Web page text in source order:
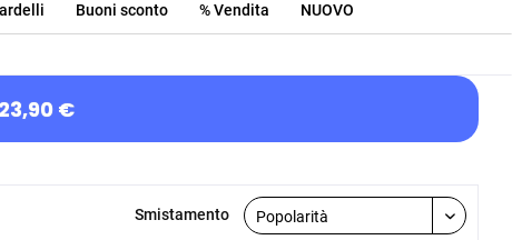
Buoni sconto % Vendita NUOVO
€
Smistamento